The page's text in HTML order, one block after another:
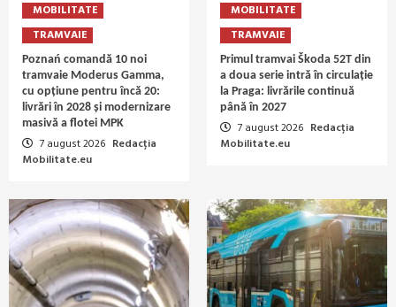
MOBILITATE
TRAMVAIE
Poznań comandă 10 noi
tramvaie Moderus Gamma,
cu opțiune pentru încă 20:
livrări în 2028 și modernizare
masivă a flotei MPK
7 august 2026 Redacția
Mobilitate.eu
MOBILITATE
TRAMVAIE
Primul tramvai Škoda 52T din
a doua serie intră în circulație
la Praga: livrările continuă
până în 2027
7 august 2026 Redacția
Mobilitate.eu